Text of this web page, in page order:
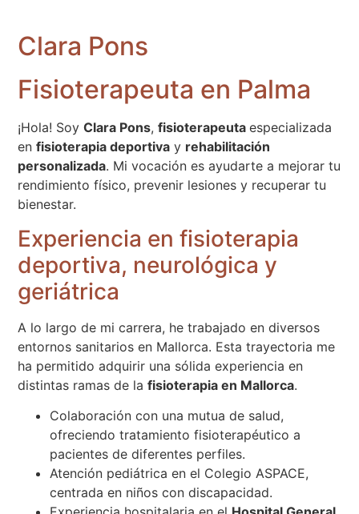
Clara Pons
Fisioterapeuta en Palma
¡Hola! SoyClara Pons,fisioterapeutaespecializada
enfisioterapia deportiva y rehabilitación
personalizada. Mi vocación es ayudarte a mejorar tu
rendimiento físico, prevenir lesiones y recuperar tu
bienestar.
Experiencia en fisioterapia
deportiva, neurológica y
geriátrica
A lo largo de mi carrera, he trabajado en diversos
entornos sanitarios en Mallorca. Esta trayectoria me
ha permitido adquirir una sólida experiencia en
distintas ramas de lafisioterapia en Mallorca.
Colaboración con una mutua de salud,
ofreciendo tratamiento fisioterapéutico a
pacientes de diferentes perfiles.
Atención pediátrica en el Colegio ASPACE,
centrada en niños con discapacidad.